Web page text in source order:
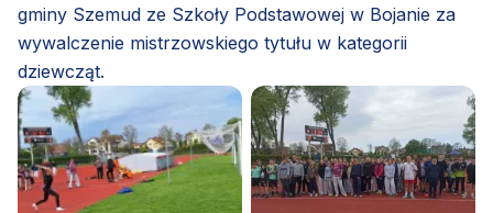
gminy Szemud ze Szkoły Podstawowej w Bojanie za
wywalczenie mistrzowskiego tytułu w kategorii
dziewcząt.